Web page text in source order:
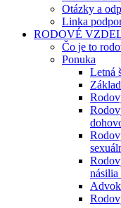
Otázky a
Linka
RODOVÉ
Čo je to
Ponuka
Letná
násilia